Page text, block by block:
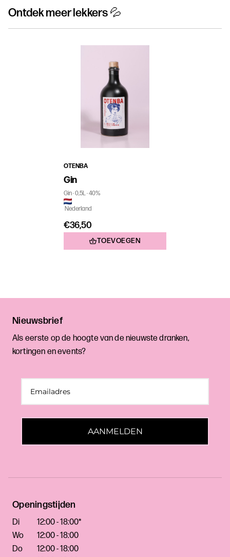
Ontdek meer lekkers 💦
OTENBA
Gin
Gin 0,5L 40%
Nederland
€36,50
TOEVOEGEN
Nieuwsbrief
Als eerste op de hoogte van de nieuwste dranken,
kortingen en events?
AANMELDEN
Openingstijden
Di
12:00 - 18:00*
Wo
12:00 - 18:00
Do
12:00 - 18:00